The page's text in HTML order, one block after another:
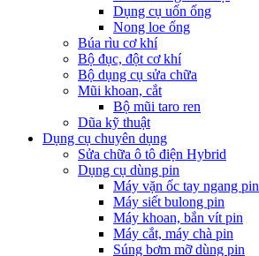
Dụng cụ uốn ống
Nong loe ống
Búa rìu cơ khí
Bộ đục, đột cơ khí
Bộ dụng cụ sửa chữa
Mũi khoan, cắt
Bộ mũi taro ren
Dũa kỹ thuật
Dụng cụ chuyên dụng
Sửa chữa ô tô điện Hybrid
Dụng cụ dùng pin
Máy vặn ốc tay ngang pin
Máy siết bulong pin
Máy khoan, bắn vít pin
Máy cắt, máy chà pin
Súng bơm mỡ dùng pin